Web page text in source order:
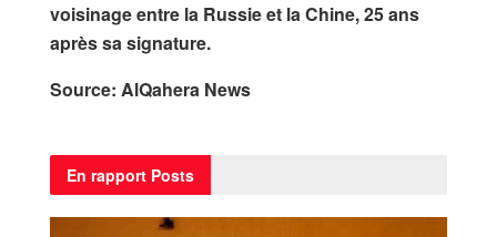
voisinage entre la Russie et la Chine, 25 ans
après sa signature.
Source: AlQahera News
En rapport Posts